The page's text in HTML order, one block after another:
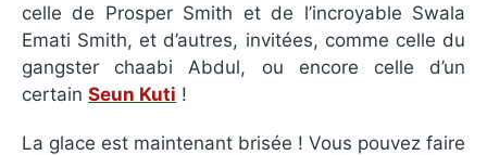
celle de Prosper Smith et de l’incroyable Swala
Emati Smith, et d’autres, invitées, comme celle du
gangster chaabi Abdul, ou encore celle d’un
certain Seun Kuti !
La glace est maintenant brisée ! Vous pouvez faire